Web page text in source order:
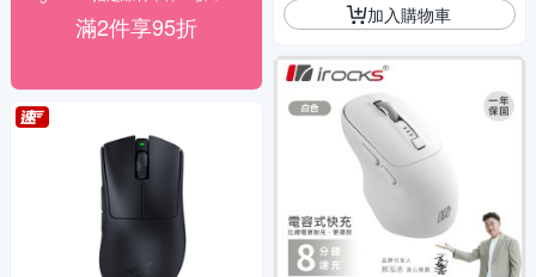
滿2件享95折 加入購物車